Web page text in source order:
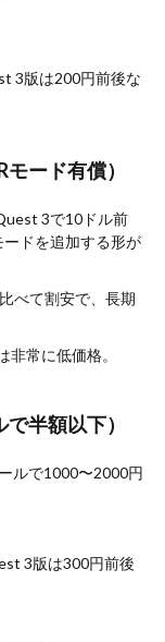
3版は200円前後な
ード有償）
3で10ドル前
ドを追加する形が
べて割安で、長期
常に低価格。
半額以下）
ルで1000〜2000円
3版は300円前後